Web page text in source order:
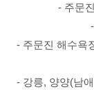
- 주문
- 주문진 해수욕
- 강릉, 양양(남